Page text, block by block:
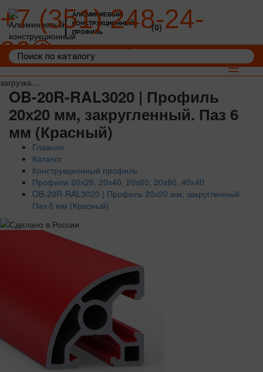
загрузка...
АЛЮМИНИЕВЫЙ
КОНСТРУКЦИОННЫЙ
ПРОФИЛЬ
+7 (351) 248-24-
36
(0)
Toggle
OB-20R-RAL3020 | Профиль
20х20 мм, закругленный. Паз 6
мм (Красный)
Главная
Каталог
Конструкционный профиль
Профили 20х20, 20х40, 20х60, 20x80, 40х40
OB-20R-RAL3020 | Профиль 20х20 мм, закругленный.
Паз 6 мм (Красный)